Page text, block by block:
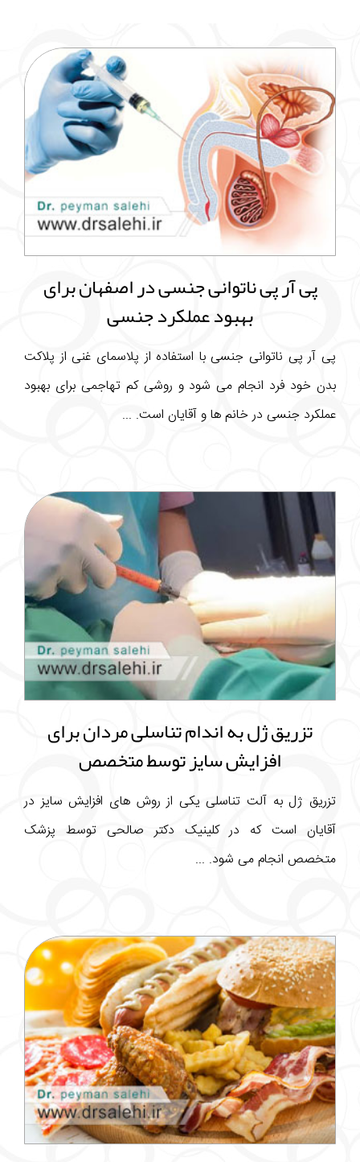
پی آر پی ناتوانی جنسی در اصفهان برای
بهبود عملکرد جنسی
پی آر پی ناتوانی جنسی با استفاده از پلاسمای غنی از پلاکت
بدن خود فرد انجام می شود و روشی کم تهاجمی برای بهبود
عملکرد جنسی در خانم ها و آقایان است. ...
تزریق ژل به اندام تناسلی مردان برای
افزایش سایز توسط متخصص
تزریق ژل به آلت تناسلی یکی از روش های افزایش سایز در
آقایان است که در کلینیک دکتر صالحی توسط پزشک
متخصص انجام می شود. ...